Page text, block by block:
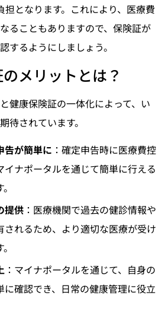
となります。これにより、医療費
ることもありますので、保険証が
するようにしましょう。
メリットとは？
健康保険証の一体化によって、い
待されています。
告が簡単に ：確定申告時に医療費控
イナポータルを通じて簡単に行える
提供 ：医療機関で過去の健診情報や
されるため、より適切な医療が受け
：マイナポータルを通じて、自身の
に確認でき、日常の健康管理に役立